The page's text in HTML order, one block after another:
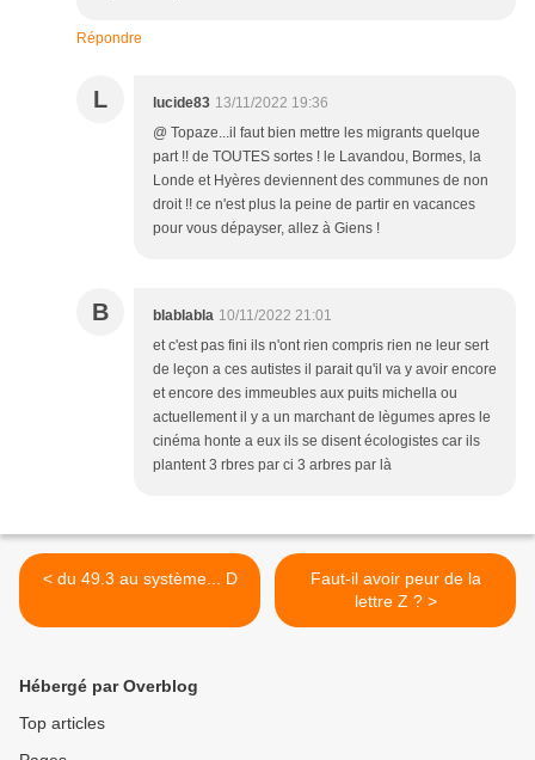
Répondre
L lucide83 13/11/2022 19:36
@ Topaze...il faut bien mettre les migrants quelque
part !! de TOUTES sortes ! le Lavandou, Bormes, la
Londe et Hyères deviennent des communes de non
droit !! ce n'est plus la peine de partir en vacances
pour vous dépayser, allez à Giens !
B blablabla 10/11/2022 21:01
et c'est pas fini ils n'ont rien compris rien ne leur sert
de leçon a ces autistes il parait qu'il va y avoir encore
et encore des immeubles aux puits michella ou
actuellement il y a un marchant de lègumes apres le
cinéma honte a eux ils se disent écologistes car ils
plantent 3 rbres par ci 3 arbres par là
< du 49.3 au système... D
Faut-il avoir peur de la
lettre Z ? >
Hébergé par Overblog
Top articles